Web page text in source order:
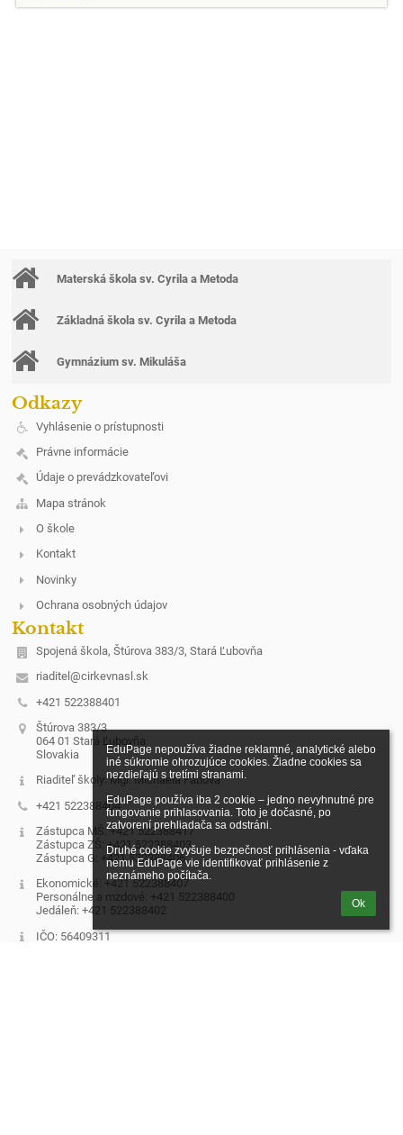
EduPage nepoužíva žiadne reklamné, analytické alebo
iné súkromie ohrozujúce cookies. Žiadne cookies sa
nezdieľajú s tretími stranami.
EduPage používa iba 2 cookie – jedno nevyhnutné pre
fungovanie prihlasovania. Toto je dočasné, po
zatvorení prehliadača sa odstráni.
Druhé cookie zvyšuje bezpečnosť prihlásenia - vďaka
nemu EduPage vie identifikovať prihlásenie z
neznámeho počítača.
Ok
Materská škola sv. Cyrila a Metoda
Základná škola sv. Cyrila a Metoda
Gymnázium sv. Mikuláša
Odkazy
Vyhlásenie o prístupnosti
Právne informácie
Údaje o prevádzkovateľovi
Mapa stránok
O škole
Kontakt
Novinky
Ochrana osobných údajov
Kontakt
Spojená škola, Štúrova 383/3, Stará Ľubovňa
riaditel@cirkevnasl.sk
+421 522388401
Štúrova 383/3
064 01 Stará Ľubovňa
Slovakia
Riaditeľ školy: Mgr. Michaela Fábová
+421 522388404
Zástupca MŠ: +421 522388417
Zástupca ZŠ: +421 522388403
Zástupca G: +421 522388406
Ekonomické: +421 522388407
Personálne a mzdové: +421 522388400
Jedáleň: +421 522388402
IČO: 56409311